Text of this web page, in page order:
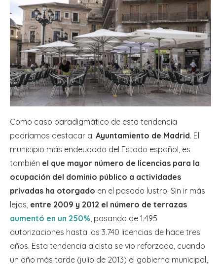
Como caso paradigmático de esta tendencia
podríamos destacar al Ayuntamiento de Madrid. El
municipio más endeudado del Estado español, es
también el que mayor número de licencias para la
ocupación del dominio público a actividades
privadas ha otorgado en el pasado lustro. Sin ir más
lejos, entre 2009 y 2012 el número de terrazas
aumentó en un 250%, pasando de 1.495
autorizaciones hasta las 3.740 licencias de hace tres
años. Esta tendencia alcista se vio reforzada, cuando
un año más tarde (julio de 2013) el gobierno municipal,